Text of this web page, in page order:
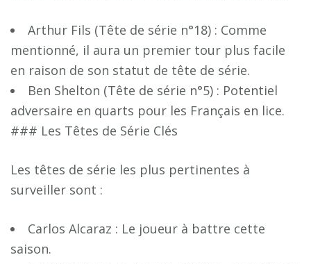
Arthur Fils (Tête de série n°18) : Comme
mentionné, il aura un premier tour plus facile
en raison de son statut de tête de série.
Ben Shelton (Tête de série n°5) : Potentiel
adversaire en quarts pour les Français en lice.
### Les Têtes de Série Clés
Les têtes de série les plus pertinentes à
surveiller sont :
Carlos Alcaraz : Le joueur à battre cette
saison.